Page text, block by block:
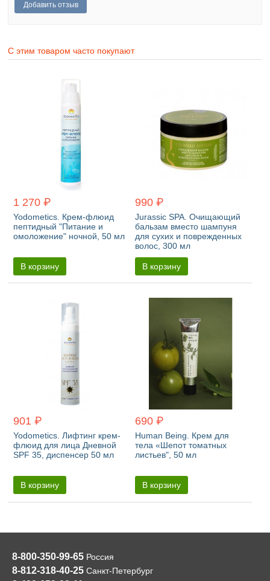
С этим товаром часто покупают
1 270 ₽
Yodometics. Крем-флюид
пептидный "Питание и
омоложение" ночной, 50 мл
В корзину
990 ₽
Jurassic SPA. Очищающий
бальзам вместо шампуня
для сухих и поврежденных
волос, 300 мл
В корзину
901 ₽
Yodometics. Лифтинг крем-
флюид для лица Дневной
SPF 35, диспенсер 50 мл
В корзину
690 ₽
Human Being. Крем для
тела «Шепот томатных
листьев", 50 мл
В корзину
8-800-350-99-65 Россия
8-812-318-40-25 Санкт-Петербург